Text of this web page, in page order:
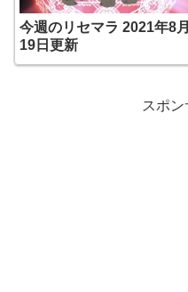
今週のリセマラ 2021年8月
19日更新
スポン